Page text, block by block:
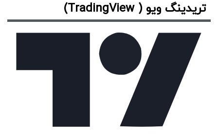
تریدینگ ویو ( TradingView)